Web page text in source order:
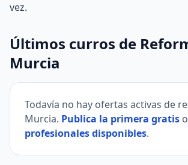
vez.
Últimos curros de
Murcia
Todavía no hay ofertas activas de
Murcia. Publica la primera gratis o
profesionales disponibles.